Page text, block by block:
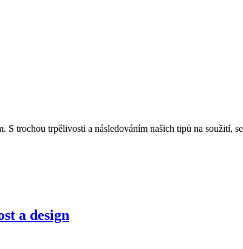
trochou trpělivosti a následováním našich tipů na soužití,
a design